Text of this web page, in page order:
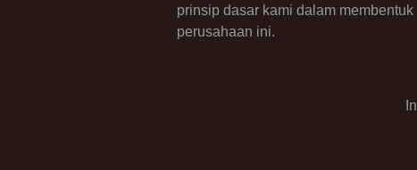
prinsip dasar kami dalam membentuk
perusahaan ini.